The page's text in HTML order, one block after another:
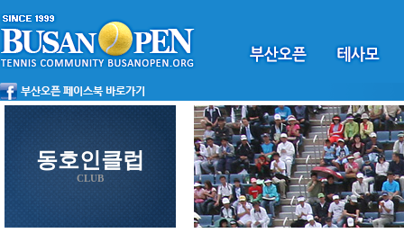
동호인클럽
CLUB